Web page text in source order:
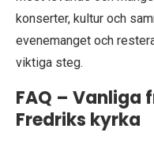
konserter, kultur och
evenemanget och
viktiga steg.
FAQ – Vanliga
Fredriks kyrka